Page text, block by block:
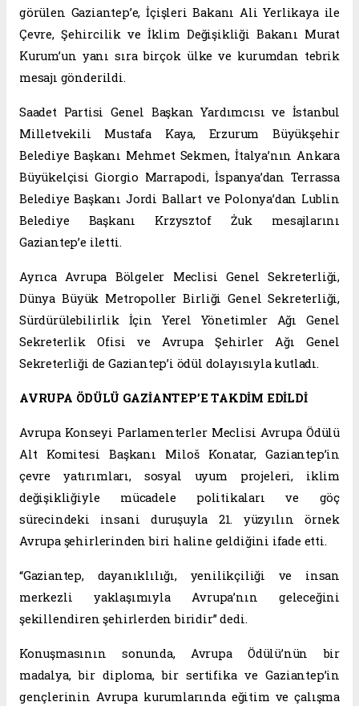
görülen Gaziantep’e, İçişleri Bakanı Ali Yerlikaya ile
Çevre, Şehircilik ve İklim Değişikliği Bakanı Murat
Kurum’un yanı sıra birçok ülke ve kurumdan tebrik
mesajı gönderildi.
Saadet Partisi Genel Başkan Yardımcısı ve İstanbul
Milletvekili Mustafa Kaya, Erzurum Büyükşehir
Belediye Başkanı Mehmet Sekmen, İtalya’nın Ankara
Büyükelçisi Giorgio Marrapodi, İspanya’dan Terrassa
Belediye Başkanı Jordi Ballart ve Polonya’dan Lublin
Belediye Başkanı Krzysztof Żuk mesajlarını
Gaziantep’e iletti.
Ayrıca Avrupa Bölgeler Meclisi Genel Sekreterliği,
Dünya Büyük Metropoller Birliği Genel Sekreterliği,
Sürdürülebilirlik İçin Yerel Yönetimler Ağı Genel
Sekreterlik Ofisi ve Avrupa Şehirler Ağı Genel
Sekreterliği de Gaziantep’i ödül dolayısıyla kutladı.
AVRUPA ÖDÜLÜ GAZİANTEP’E TAKDİM EDİLDİ
Avrupa Konseyi Parlamenterler Meclisi Avrupa Ödülü
Alt Komitesi Başkanı Miloš Konatar, Gaziantep’in
çevre yatırımları, sosyal uyum projeleri, iklim
değişikliğiyle mücadele politikaları ve göç
sürecindeki insani duruşuyla 21. yüzyılın örnek
Avrupa şehirlerinden biri haline geldiğini ifade etti.
“Gaziantep, dayanıklılığı, yenilikçiliği ve insan
merkezli yaklaşımıyla Avrupa’nın geleceğini
şekillendiren şehirlerden biridir” dedi.
Konuşmasının sonunda, Avrupa Ödülü’nün bir
madalya, bir diploma, bir sertifika ve Gaziantep’in
gençlerinin Avrupa kurumlarında eğitim ve çalışma